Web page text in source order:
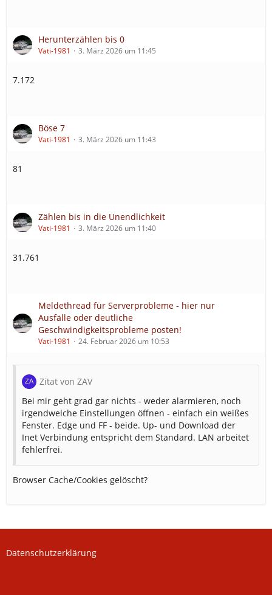
Herunterzählen bis 0
Vati-1981 3. März 2026 um 11:45
7.172
Böse 7
Vati-1981 3. März 2026 um 11:43
81
Zählen bis in die Unendlichkeit
Vati-1981 3. März 2026 um 11:40
31.761
Meldethread für Serverprobleme - hier nur
Ausfälle oder deutliche
Geschwindigkeitsprobleme posten!
Vati-1981 24. Februar 2026 um 10:53
Zitat von ZAV
Bei mir geht grad gar nichts - weder alarmieren, noch
irgendwelche Einstellungen öffnen - einfach ein weißes
Fenster. Edge und FF - beide. Up- und Download der
Inet Verbindung entspricht dem Standard. LAN arbeitet
fehlerfrei.
Browser Cache/Cookies gelöscht?
Datenschutzerklärung